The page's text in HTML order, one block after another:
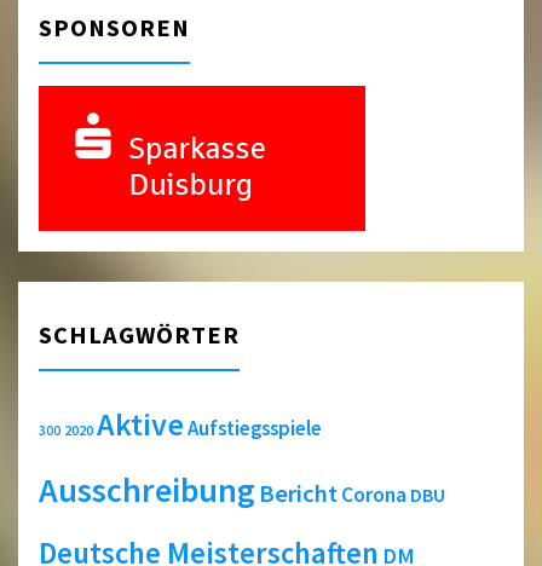
SPONSOREN
SCHLAGWÖRTER
300 2020 AktiveAufstiegsspiele
Ausschreibung BerichtCorona DBU
Deutsche Meisterschaften DM